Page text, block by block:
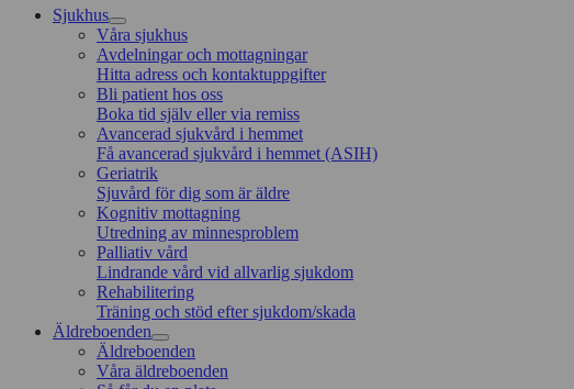
Sjukhus
Våra sjukhus
Avdelningar och mottagningar
Hitta adress och kontaktuppgifter
Bli patient hos oss
Boka tid själv eller via remiss
Avancerad sjukvård i hemmet
Få avancerad sjukvård i hemmet (ASIH)
Geriatrik
Sjuvård för dig som är äldre
Kognitiv mottagning
Utredning av minnesproblem
Palliativ vård
Lindrande vård vid allvarlig sjukdom
Rehabilitering
Träning och stöd efter sjukdom/skada
Äldreboenden
Äldreboenden
Våra äldreboenden